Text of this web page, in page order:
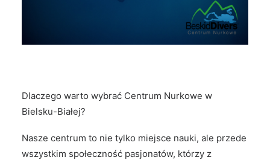
Dlaczego warto wybrać Centrum Nurkowe w
Bielsku-Białej?
Nasze centrum to nie tylko miejsce nauki, ale przede
wszystkim społeczność pasjonatów, którzy z